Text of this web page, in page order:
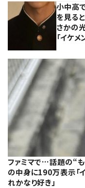
小中高
を見る
さかの
「イケメ
ファミマで…話題の“
の中身に190万表示「イ
れかなり好き」